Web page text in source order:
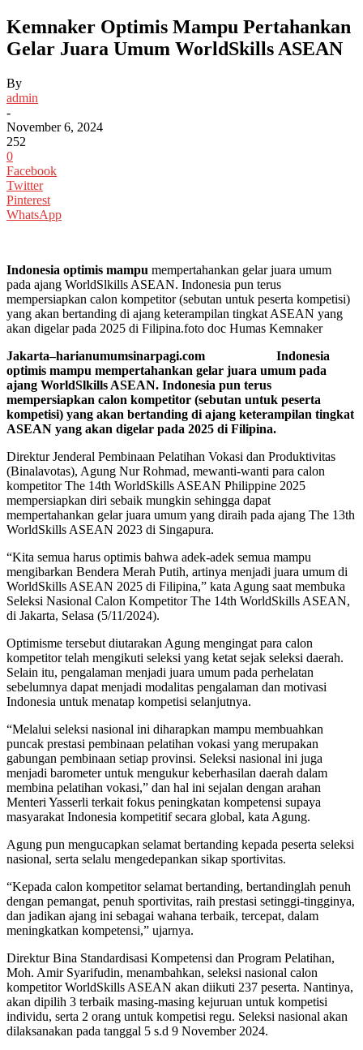
Kemnaker Optimis Mampu Pertahankan
Gelar Juara Umum WorldSkills ASEAN
By
admin
-
November 6, 2024
252
0
Facebook
Twitter
Pinterest
WhatsApp
Indonesia optimis mampu mempertahankan gelar juara umum
pada ajang WorldSlkills ASEAN. Indonesia pun terus
mempersiapkan calon kompetitor (sebutan untuk peserta kompetisi)
yang akan bertanding di ajang keterampilan tingkat ASEAN yang
akan digelar pada 2025 di Filipina.foto doc Humas Kemnaker
Jakarta–harianumumsinarpagi.com Indonesia
optimis mampu mempertahankan gelar juara umum pada
ajang WorldSlkills ASEAN. Indonesia pun terus
mempersiapkan calon kompetitor (sebutan untuk peserta
kompetisi) yang akan bertanding di ajang keterampilan tingkat
ASEAN yang akan digelar pada 2025 di Filipina.
Direktur Jenderal Pembinaan Pelatihan Vokasi dan Produktivitas
(Binalavotas), Agung Nur Rohmad, mewanti-wanti para calon
kompetitor The 14th WorldSkills ASEAN Philippine 2025
mempersiapkan diri sebaik mungkin sehingga dapat
mempertahankan gelar juara umum yang diraih pada ajang The 13th
WorldSkills ASEAN 2023 di Singapura.
“Kita semua harus optimis bahwa adek-adek semua mampu
mengibarkan Bendera Merah Putih, artinya menjadi juara umum di
WorldSkills ASEAN 2025 di Filipina,” kata Agung saat membuka
Seleksi Nasional Calon Kompetitor The 14th WorldSkills ASEAN,
di Jakarta, Selasa (5/11/2024).
Optimisme tersebut diutarakan Agung mengingat para calon
kompetitor telah mengikuti seleksi yang ketat sejak seleksi daerah.
Selain itu, pengalaman menjadi juara umum pada perhelatan
sebelumnya dapat menjadi modalitas pengalaman dan motivasi
Indonesia untuk menatap kompetisi selanjutnya.
“Melalui seleksi nasional ini diharapkan mampu membuahkan
puncak prestasi pembinaan pelatihan vokasi yang merupakan
gabungan pembinaan setiap provinsi. Seleksi nasional ini juga
menjadi barometer untuk mengukur keberhasilan daerah dalam
membina pelatihan vokasi,” dan hal ini sejalan dengan arahan
Menteri Yasserli terkait fokus peningkatan kompetensi supaya
masyarakat Indonesia kompetitif secara global, kata Agung.
Agung pun mengucapkan selamat bertanding kepada peserta seleksi
nasional, serta selalu mengedepankan sikap sportivitas.
“Kepada calon kompetitor selamat bertanding, bertandinglah penuh
dengan pemangat, penuh sportivitas, raih prestasi setinggi-tingginya,
dan jadikan ajang ini sebagai wahana terbaik, tercepat, dalam
meningkatkan kompetensi,” ujarnya.
Direktur Bina Standardisasi Kompetensi dan Program Pelatihan,
Moh. Amir Syarifudin, menambahkan, seleksi nasional calon
kompetitor WorldSkills ASEAN akan diikuti 237 peserta. Nantinya,
akan dipilih 3 terbaik masing-masing kejuruan untuk kompetisi
individu, serta 2 orang untuk kompetisi regu. Seleksi nasional akan
dilaksanakan pada tanggal 5 s.d 9 November 2024.